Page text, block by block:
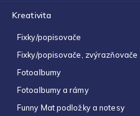
Kreativita
Fixky/popisovače
Fixky/popisovače, zvýrazňovače
Fotoalbumy
Fotoalbumy a rámy
Funny Mat podložky a notesy
Euroobal 40mic A4 100ks
balenie BASIC
€2,58
Kidea pero gumovacie s
figúrkou Kocky 920 (D)
€1,72